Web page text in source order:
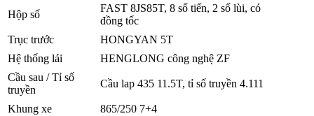
Hộp số
FAST 8JS85T, 8 số tiến, 2 số lùi, có
đồng tốc
Trục trước
HONGYAN 5T
Hệ thống lái
HENGLONG công nghệ ZF
Cầu sau / Tỉ số
truyền
Cầu lap 435 11.5T, tỉ số truyền 4.111
Khung xe
865/250 7+4